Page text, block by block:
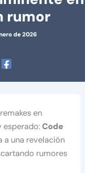
rumor
de 2026
en
esperado:Code
a una revelación
rumores